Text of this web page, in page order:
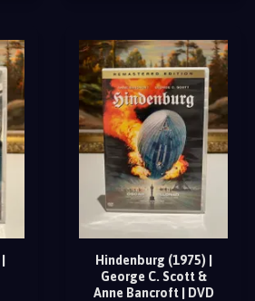
Hindenburg (1975) |
George C. Scott &
Anne Bancroft | DVD